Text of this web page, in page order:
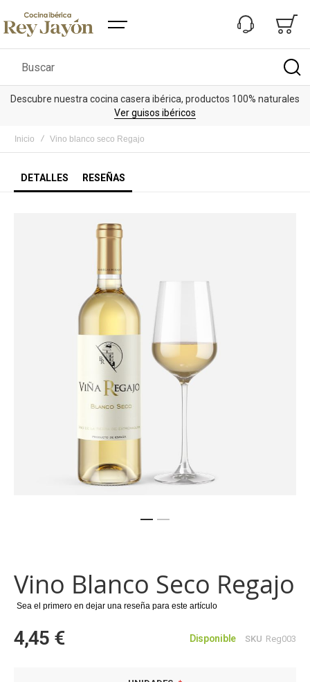
Buscar
Descubre nuestra cocina casera ibérica, productos 100% naturales
Ver guisos ibéricos
Inicio Vino blanco seco Regajo
DETALLES RESEÑAS
de
la
galería
imágenes
Vino Blanco Seco Regajo
Sea el primero en dejar una reseña para este artículo
4,45 € Disponible SKU Reg003